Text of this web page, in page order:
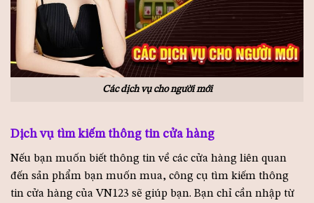
Các dịch vụ cho người mới
Dịch vụ tìm kiếm thông tin cửa hàng
Nếu bạn muốn biết thông tin về các cửa hàng liên quan
đến sản phẩm bạn muốn mua, công cụ tìm kiếm thông
tin cửa hàng của VN123 sẽ giúp bạn. Bạn chỉ cần nhập từ